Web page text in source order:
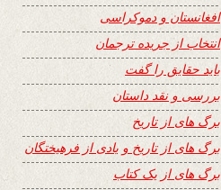
افغانستان و دموکراسی
انتخاب از جریده ترجمان
باید حقایق را گفت
بررسی و نقد داستان
برگ های از تاریخ
برگ های از تاریخ و یادی از فرهیختگان
برگ های از یک کتاب